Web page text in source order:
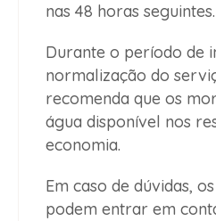
nas 48 horas seguintes.
Durante o período de
normalização do
recomenda que os
água disponível nos
economia.
Em caso de dúvidas,
podem entrar em